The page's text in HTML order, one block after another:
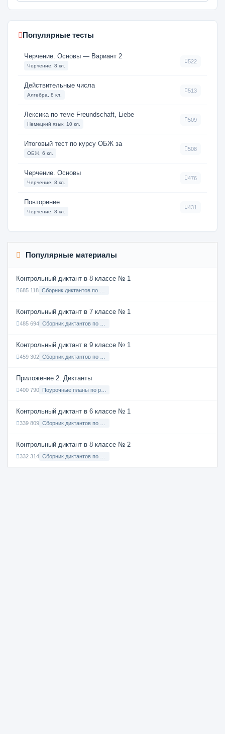
Популярные тесты
Черчение. Основы — Вариант 2
Черчение, 8 кл.
522
Действительные числа
Алгебра, 8 кл.
513
Лексика по теме Freundschaft, Liebe
Немецкий язык, 10 кл.
509
Итоговый тест по курсу ОБЖ за
ОБЖ, 6 кл.
508
Черчение. Основы
Черчение, 8 кл.
476
Повторение
Черчение, 8 кл.
431
Популярные материалы
Контрольный диктант в 8 классе № 1
685 118
Контрольный диктант в 7 классе № 1
485 694
Контрольный диктант в 9 классе № 1
459 302
Приложение 2. Диктанты
400 790
Контрольный диктант в 6 классе № 1
339 809
Контрольный диктант в 8 классе № 2
332 314